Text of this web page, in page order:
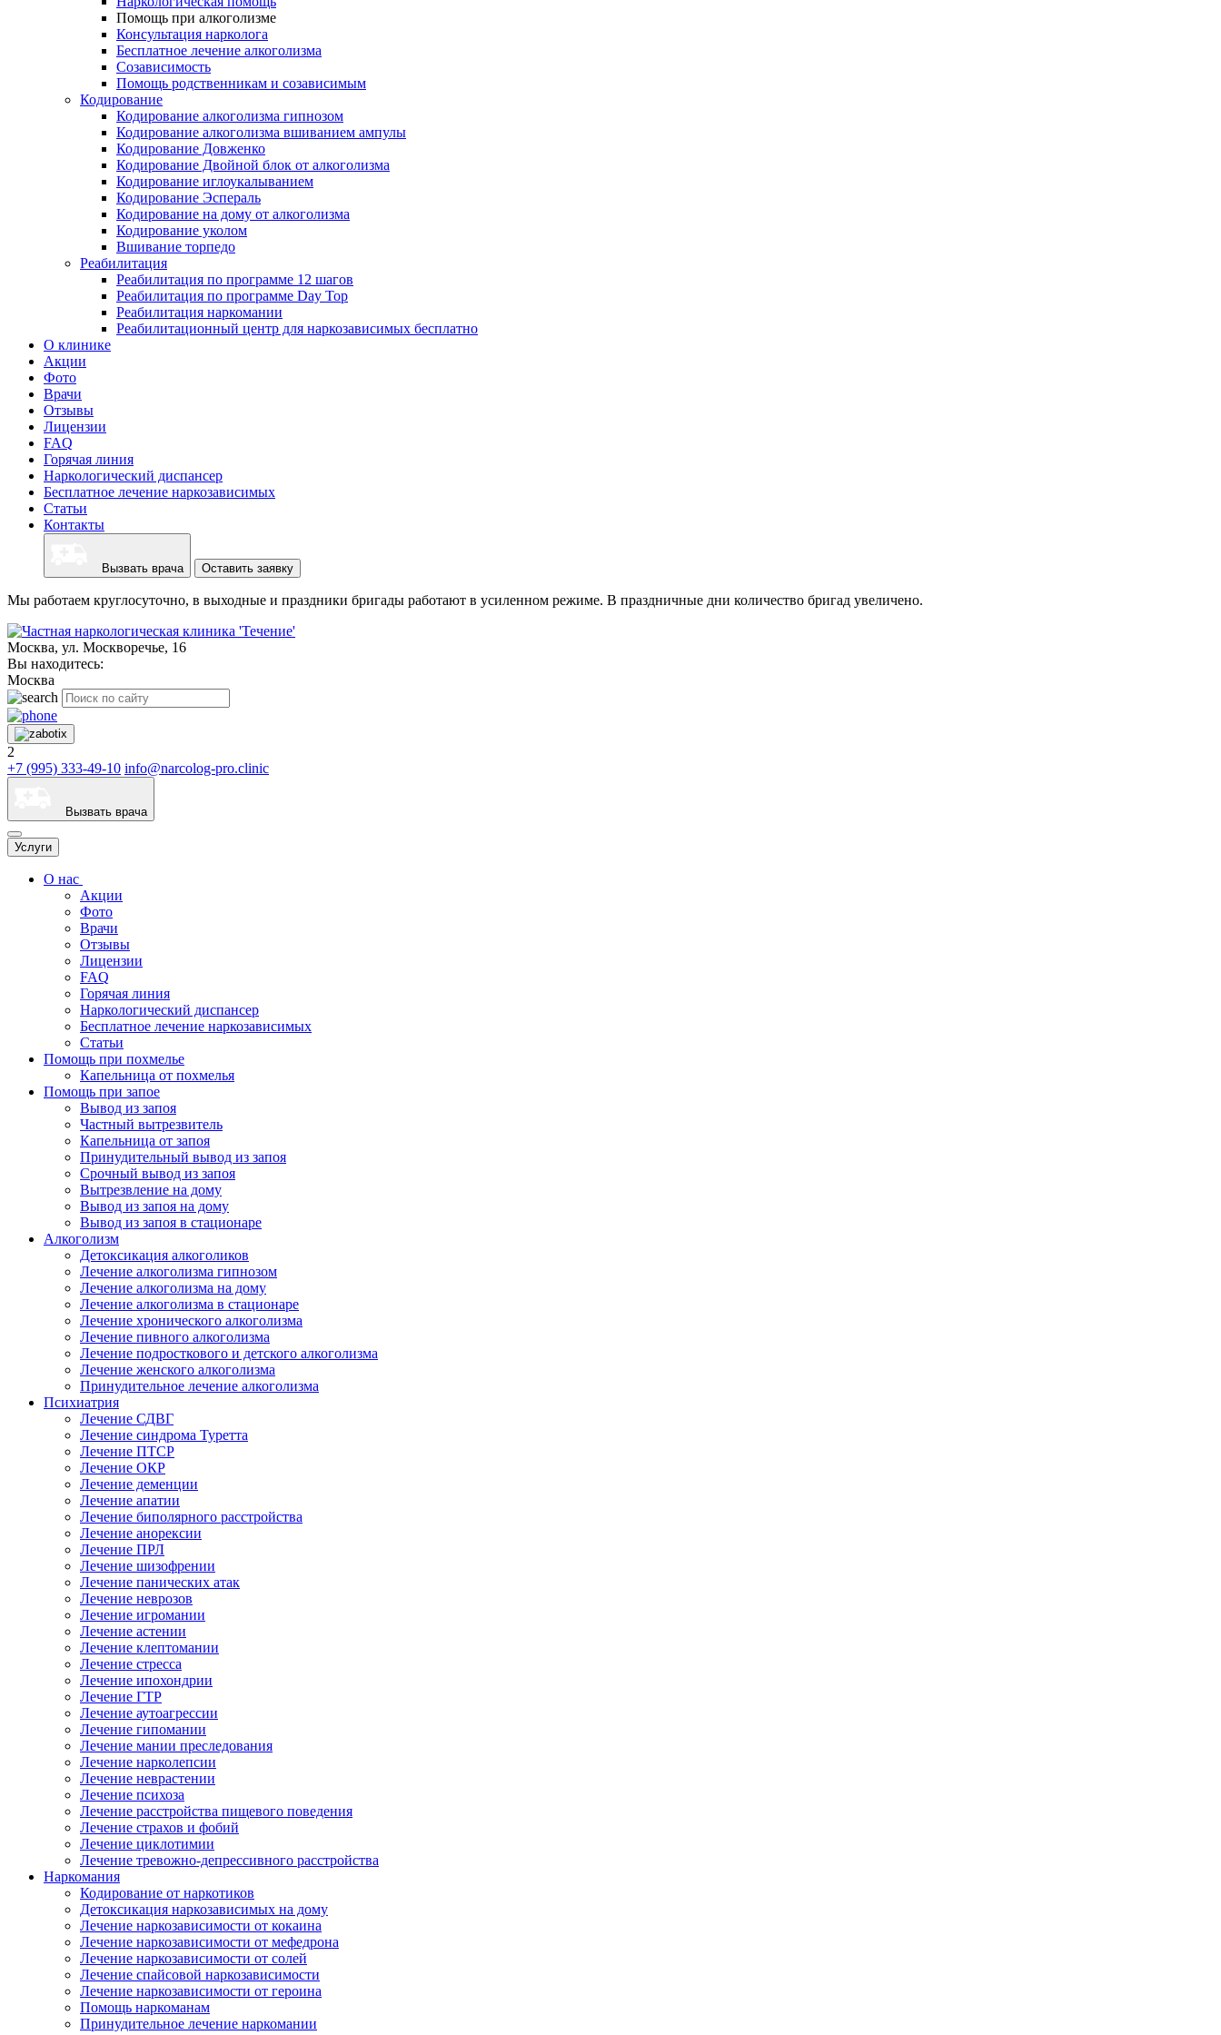
Помощь при алкоголизме
Консультация нарколога
Бесплатное лечение алкоголизма
Созависимость
Помощь родственникам и созависимым
Кодирование
Кодирование алкоголизма гипнозом
Кодирование алкоголизма вшиванием ампулы
Кодирование Довженко
Кодирование Двойной блок от алкоголизма
Кодирование иглоукалыванием
Кодирование Эспераль
Кодирование на дому от алкоголизма
Кодирование уколом
Вшивание торпедо
Реабилитация
Реабилитация по программе 12 шагов
Реабилитация по программе Day Top
Реабилитация наркомании
Реабилитационный центр для наркозависимых бесплатно
О клинике
Акции
Фото
Врачи
Отзывы
Лицензии
FAQ
Горячая линия
Наркологический диспансер
Бесплатное лечение наркозависимых
Статьи
Контакты
Вызвать врача Оставить заявку
Мы работаем круглосуточно, в выходные и праздники бригады работают в усиленном режиме. В праздничные дни количество бригад увеличено.
Москва, ул. Москворечье, 16
Вы находитесь:
Москва
2
+7 (995) 333-49-10 info@narcolog-pro.clinic
Вызвать врача
Услуги
О нас
Акции
Фото
Врачи
Отзывы
Лицензии
FAQ
Горячая линия
Наркологический диспансер
Бесплатное лечение наркозависимых
Статьи
Помощь при похмелье
Капельница от похмелья
Помощь при запое
Вывод из запоя
Частный вытрезвитель
Капельница от запоя
Принудительный вывод из запоя
Срочный вывод из запоя
Вытрезвление на дому
Вывод из запоя на дому
Вывод из запоя в стационаре
Алкоголизм
Детоксикация алкоголиков
Лечение алкоголизма гипнозом
Лечение алкоголизма на дому
Лечение алкоголизма в стационаре
Лечение хронического алкоголизма
Лечение пивного алкоголизма
Лечение подросткового и детского алкоголизма
Лечение женского алкоголизма
Принудительное лечение алкоголизма
Психиатрия
Лечение СДВГ
Лечение синдрома Туретта
Лечение ПТСР
Лечение ОКР
Лечение деменции
Лечение апатии
Лечение биполярного расстройства
Лечение анорексии
Лечение ПРЛ
Лечение шизофрении
Лечение панических атак
Лечение неврозов
Лечение игромании
Лечение астении
Лечение клептомании
Лечение стресса
Лечение ипохондрии
Лечение ГТР
Лечение аутоагрессии
Лечение гипомании
Лечение мании преследования
Лечение нарколепсии
Лечение неврастении
Лечение психоза
Лечение расстройства пищевого поведения
Лечение страхов и фобий
Лечение циклотимии
Лечение тревожно-депрессивного расстройства
Наркомания
Кодирование от наркотиков
Детоксикация наркозависимых на дому
Лечение наркозависимости от кокаина
Лечение наркозависимости от мефедрона
Лечение наркозависимости от солей
Лечение спайсовой наркозависимости
Лечение наркозависимости от героина
Помощь наркоманам
Принудительное лечение наркомании